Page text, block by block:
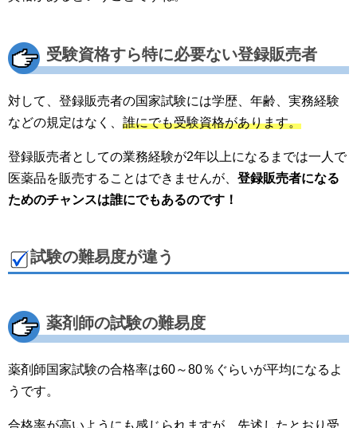
受験資格すら特に必要ない登録販売者
対して、登録販売者の国家試験には学歴、年齢、実務経験
などの規定はなく、 誰にでも受験資格があります。
登録販売者としての業務経験が2年以上になるまでは一人で
医薬品を販売することはできませんが、 登録販売者になる
ためのチャンスは誰にでもあるのです！
試験の難易度が違う
薬剤師の試験の難易度
薬剤師国家試験の合格率は60～80％ぐらいが平均になるよ
うです。
合格率が高いようにも感じられますが、先述したとおり受